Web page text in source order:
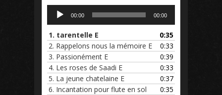
audio
00:00 00:00
1. tarentelle E
0:35
2. Rappelons nous la mémoire E
0:33
3. Passionément E
0:39
4. Les roses de Saadi E
0:33
5. La jeune chatelaine E
0:37
6. Incantation pour flute en sol
0:35